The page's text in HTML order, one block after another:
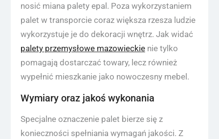
nosić miana palety epal. Poza wykorzystaniem
palet w transporcie coraz większa rzesza ludzie
wykorzystuje je do dekoracji wnętrz. Jak widać
palety przemysłowe mazowieckienie tylko
pomagają dostarczać towary, lecz również
wypełnić mieszkanie jako nowoczesny mebel.
Wymiary oraz jakoś wykonania
Specjalne oznaczenie palet bierze się z
konieczności spełniania wymagań jakości. Z